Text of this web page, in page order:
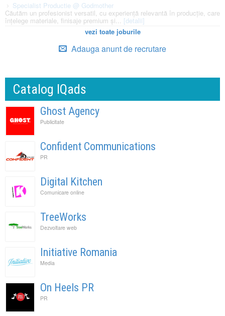
Specialist Productie @ Godmother
Căutăm un profesionist versatil, cu experiență relevantă în producție, care
înțelege materiale, finisaje premium și... [detalii]
vezi toate joburile
Adauga anunt de recrutare
Catalog IQads
Ghost Agency
Publicitate
Confident Communications
PR
Digital Kitchen
Comunicare online
TreeWorks
Dezvoltare web
Initiative Romania
Media
On Heels PR
PR